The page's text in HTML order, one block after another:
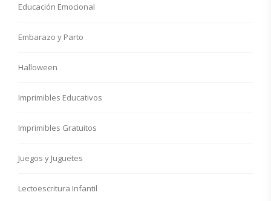
Educación Emocional
Embarazo y Parto
Halloween
Imprimibles Educativos
Imprimibles Gratuitos
Juegos y Juguetes
Lectoescritura Infantil